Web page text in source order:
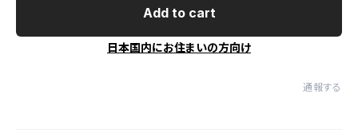
Add to cart
日本国内にお住まいの方向け
通報する